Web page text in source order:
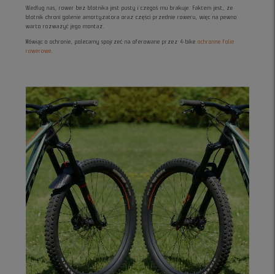
Według nas, rower bez błotnika jest pusty i czegoś mu brakuje. Faktem jest, że
błotnik chroni golenie amortyzatora oraz części przednie roweru, więc na pewno
warto rozważyć jego montaż.
Mówiąc o ochronie, polecamy spojrzeć na oferowane przez 4-bikeochronne folie
rowerowe.